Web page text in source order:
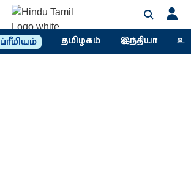
ப்ரீமியம் தமிழகம் இந்தியா